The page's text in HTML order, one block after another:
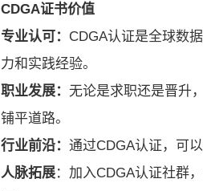
CDGA证书价值
专业认可： CDGA认证是全球数
力和实践经验。
职业发展： 无论是求职还是晋升
铺平道路。
行业前沿： 通过CDGA认证，可
人脉拓展：加入CDGA认证社群